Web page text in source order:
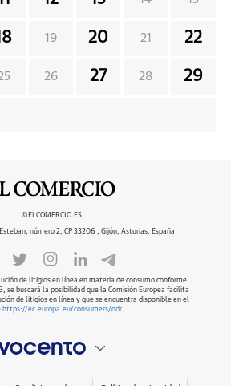
19 20 21 22
26 27 28 29
©ELCOMERCIO.ES
número 2, CP 33206 , Gijón, Asturias, España
de litigios en línea en materia de consumo conforme
se buscará la posibilidad que la Comisión Europea facilita
de litigios en línea y que se encuentra disponible en el
https://ec.europa.eu/consumers/odr.